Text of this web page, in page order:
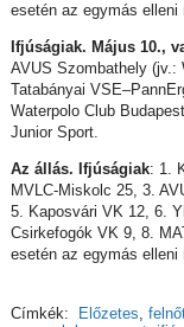
esetén az egymás elleni
Ifjúságiak. Május 10.,
AVUS Szombathely (jv.:
Tatabányai
Waterpolo Club
Junior Sport.
Az állás. Ifjúságiak: 1.
MVLC-Miskolc 25, 3.
5. Kaposvári VK 12, 6.
Csirkefogók VK 9, 8.
esetén az egymás elleni
Címkék: Előzetes,